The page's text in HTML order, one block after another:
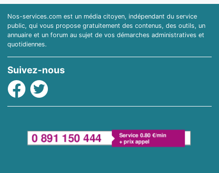
Nos-services.com est un média citoyen, indépendant du service
public, qui vous propose gratuitement des contenus, des outils, un
annuaire et un forum au sujet de vos démarches administratives et
quotidiennes.
Suivez-nous
Facebook
Twitter